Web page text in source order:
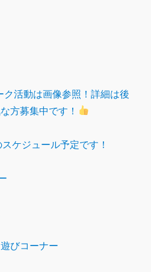
ク活動は画像参照！詳細は後
方募集中です！
ケジュール予定です！
びコーナー